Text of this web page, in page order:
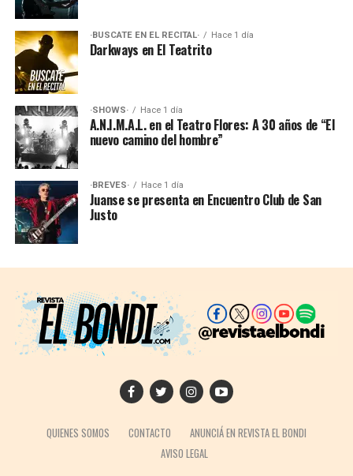
·BUSCATE EN EL RECITAL· Hace 1 día
Darkways en El Teatrito
·SHOWS· Hace 1 día
A.N.I.M.A.L. en el Teatro Flores: A 30 años de “El
nuevo camino del hombre”
·BREVES· Hace 1 día
Juanse se presenta en Encuentro Club de San
Justo
QUIENES SOMOS CONTACTO
ANUNCIÁ EN REVISTA EL BONDI
AVISO LEGAL